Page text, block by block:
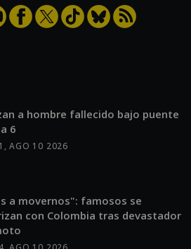
a hombre fallecido bajo puente
6
AGO 10 2026
a movernos": famosos se
con Colombia tras devastador